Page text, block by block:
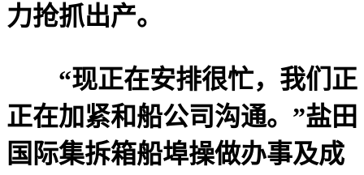
力抢抓出产。
“现正在安排很忙，我们正
正在加紧和船公司沟通。”盐田
国际集拆箱船埠操做办事及成